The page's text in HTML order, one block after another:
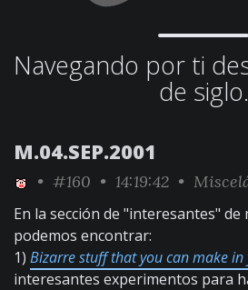
Navegando por ti
de siglo.
M.04.SEP.2001
• #160 • 14:19:42 •
En la sección de "interesantes"
podemos encontrar:
1) Bizarre stuff that you can make
interesantes experimentos para